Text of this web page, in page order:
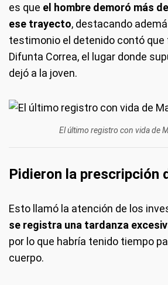
es que el hombre demoró más
ese trayecto, destacando
testimonio el detenido contó que
Difunta Correa, el lugar donde
dejó a la joven.
El último registro con vida de
Pidieron la prescripción
Esto llamó la atención de los
se registra una tardanza
por lo que habría tenido tiempo
cuerpo.